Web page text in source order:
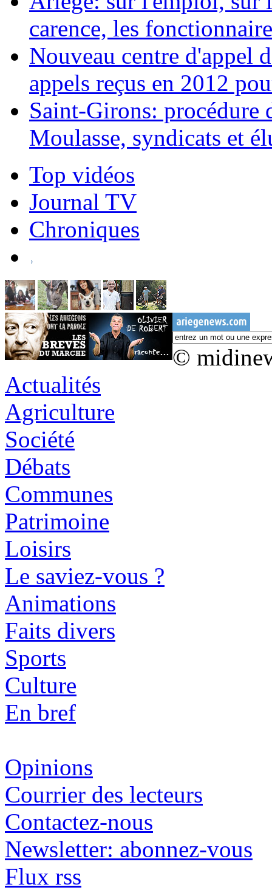
carence, les
Nouveau centre d'appel
appels reçus en 2012
Saint-Girons: procédure
Moulasse, syndicats et
Top vidéos
Journal TV
Chroniques
©
Actualités
Agriculture
Société
Débats
Communes
Patrimoine
Loisirs
Le saviez-vous ?
Animations
Faits divers
Sports
Culture
En bref
Opinions
Courrier des lecteurs
Contactez-nous
Newsletter: abonnez-vous
Flux rss